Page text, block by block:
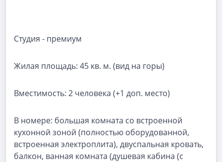
Студия - премиум
Жилая площадь: 45 кв. м. (вид на горы)
Вместимость: 2 человека (+1 доп. место)
В номере: большая комната со встроенной
кухонной зоной (полностью оборудованной,
встроенная электроплита), двуспальная кровать,
балкон, ванная комната (душевая кабина (с